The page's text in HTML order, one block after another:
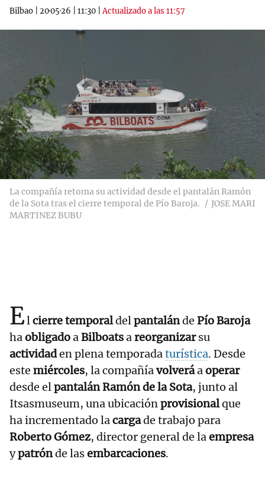
Bilbao
20·05·26 11:30 |Actualizado a las 11:57
La compañía retoma su actividad desde el pantalán Ramón
de la Sota tras el cierre temporal de Pío Baroja.
JOSE MARI
MARTINEZ BUBU
Elcierre temporaldelpantalánde Pío Baroja
haobligadoaBilboatsareorganizarsu
actividaden plena temporadaturística. Desde
este miércoles, la compañíavolveráaoperar
desde elpantalán Ramón de la Sota, junto al
Itsasmuseum, una ubicaciónprovisionalque
ha incrementado lacargade trabajo para
Roberto Gómez, director general de laempresa
ypatrónde lasembarcaciones.